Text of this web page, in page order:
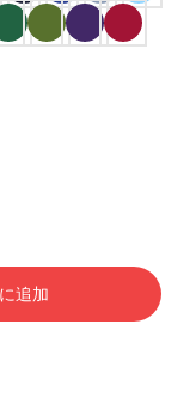
追加